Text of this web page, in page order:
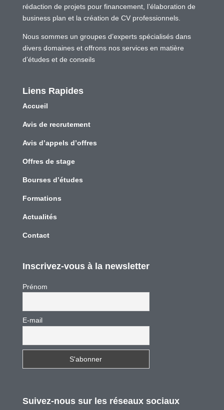
rédaction de projets pour financement, l’élaboration de
business plan et la création de CV professionnels.
Nous sommes un groupes d’experts spécialisés dans
divers domaines et offrons nos services en matière
d’études et de conseils
Liens Rapides
Accueil
Avis de recrutement
Avis d’appels d’offres
Offres de stage
Bourses d’études
Formations
Actualités
Contact
Inscrivez-vous à la newsletter
Prénom
E-mail
Suivez-nous sur les réseaux sociaux